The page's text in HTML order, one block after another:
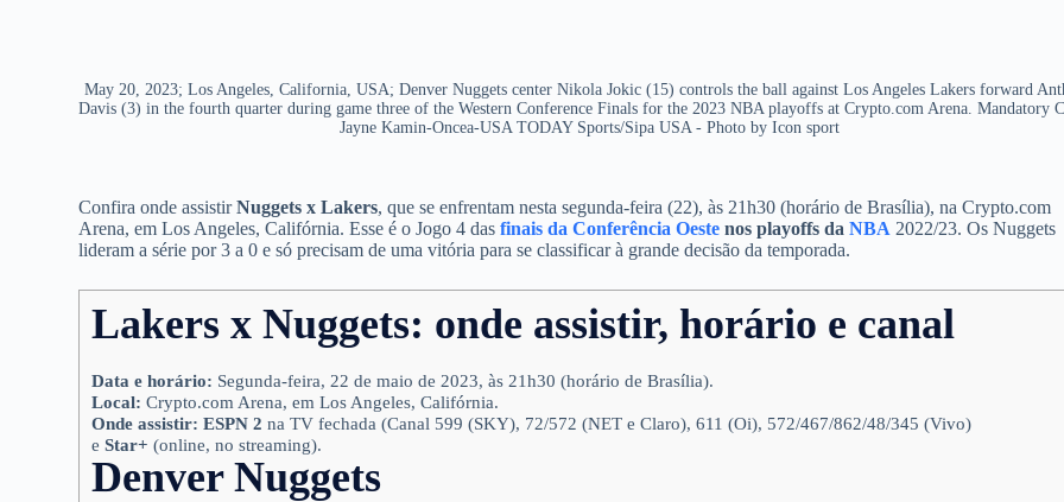
May 20, 2023; Los Angeles, California, USA; Denver Nuggets center Nikola Jokic (15) controls the ball against Los Angeles Lakers forward
Davis (3) in the fourth quarter during game three of the Western Conference Finals for the 2023 NBA playoffs at Crypto.com Arena. Mandatory
Jayne Kamin-Oncea-USA TODAY Sports/Sipa USA - Photo by Icon sport
Confira onde assistirNuggets x Lakers, que se enfrentam nesta segunda-feira (22), às 21h30 (horário de Brasília), na Crypto.com
Arena, em Los Angeles, Califórnia. Esse é o Jogo 4 dasfinais da Conferência Oeste nos playoffs daNBA 2022/23. Os Nuggets
lideram a série por 3 a 0 e só precisam de uma vitória para se classificar à grande decisão da temporada.
Lakers x Nuggets: onde assistir, horário e canal
Data e horário: Segunda-feira, 22 de maio de 2023, às 21h30 (horário de Brasília).
Local:Crypto.com Arena, em Los Angeles, Califórnia.
Onde assistir: ESPN 2 na TV fechada (Canal 599 (SKY), 72/572 (NET e Claro), 611 (Oi), 572/467/862/48/345 (Vivo)
eStar+(online, no streaming).
Denver Nuggets